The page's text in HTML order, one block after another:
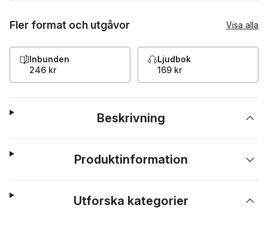
Fler format och utgåvor Visa alla
Inbunden
246 kr
Ljudbok
169 kr
Beskrivning
Produktinformation
Utforska kategorier